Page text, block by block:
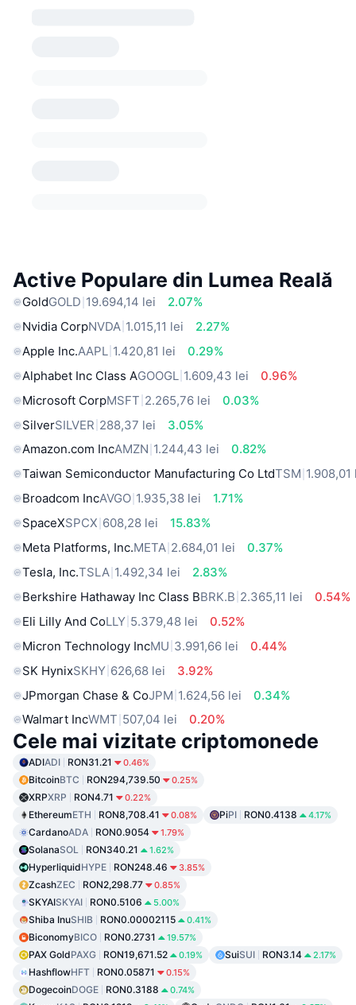
Active Populare din Lumea Reală
GoldGOLD 19.694,14 lei
2.07%
Nvidia CorpNVDA 1.015,11 lei
2.27%
Apple Inc.AAPL 1.420,81 lei
0.29%
Alphabet Inc Class AGOOGL 1.609,43 lei
0.96%
Microsoft CorpMSFT 2.265,76 lei
0.03%
SilverSILVER 288,37 lei
3.05%
Amazon.com IncAMZN 1.244,43 lei
0.82%
Taiwan Semiconductor Manufacturing Co LtdTSM 1.908,01
Broadcom IncAVGO 1.935,38 lei
1.71%
SpaceXSPCX 608,28 lei
15.83%
Meta Platforms, Inc.META 2.684,01 lei
0.37%
Tesla, Inc.TSLA 1.492,34 lei
2.83%
Berkshire Hathaway Inc Class BBRK.B 2.365,11 lei
0.54%
Eli Lilly And CoLLY 5.379,48 lei
0.52%
Micron Technology IncMU 3.991,66 lei
0.44%
SK HynixSKHY 626,68 lei
3.92%
JPmorgan Chase & CoJPM 1.624,56 lei
0.34%
Walmart IncWMT 507,04 lei 0.20%
Cele mai vizitate criptomonede
ADIADI RON31.21 0.46%
BitcoinBTC RON294,739.50 0.25%
XRPXRP RON4.71 0.22%
EthereumETH RON8,708.41 0.08% PiPI RON0.4138 4.17%
CardanoADA RON0.9054 1.79%
SolanaSOL RON340.21 1.62%
HyperliquidHYPE RON248.46 3.85%
ZcashZEC RON2,298.77 0.85%
SKYAISKYAI RON0.5106 5.00%
Shiba InuSHIB RON0.00002115 0.41%
BiconomyBICO RON0.2731 19.57%
PAX GoldPAXG RON19,671.52 0.19% SuiSUI RON3.14 2.17%
HashflowHFT RON0.05871 0.15%
DogecoinDOGE RON0.3188 0.74%